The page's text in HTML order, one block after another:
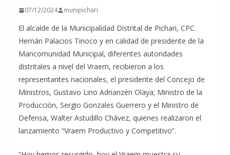
07/12/2024 munipichari
El alcalde de la Municipalidad Distrital de Pichari, CPC.
Hernán Palacios Tinoco y en calidad de presidente de la
Mancomunidad Municipal, diferentes autoridades
distritales a nivel del Vraem, recibieron a los
representantes nacionales, el presidente del Concejo de
Ministros, Gustavo Lino Adrianzén Olaya; Ministro de la
Producción, Sergio Gonzales Guerrero y el Ministro de
Defensa, Walter Astudillo Chávez, quienes realizaron el
lanzamiento “Vraem Productivo y Competitivo”.